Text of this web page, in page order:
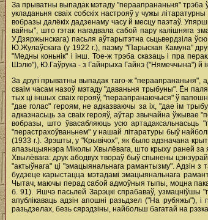
За прыватны выпадак мэтаду "пераапрананьня" трэба
укладаньня сваіх собскіх настрояў у чужы
вобразы далёкіх дадзенаму часу й месцу паэтаў.
вайны", што гэтак нагадвала сабой пару калішняга
У.Дзяржынскага) пасьля аўтарытэтна сьцьвердзіла
Ю.Жулаўскага (у 1922 г.), паэму "Парыская Камуна"
"Медны коньнік" i інш. Тое-ж трэба сказаць i пра
Шэлю"), Ю.Гаўрука - з Гайнрыха Гайнэ ("Нямеччына") й
За другі прыватны выпадак таго-ж
сваім часам назоў мэтаду "даваньня трыбуны". Ён
тых ці іншых сваіх герояў, "пераапранаючыся" ў
"дае голас" героям, не адказваючы за ix, "дае ім
адказнасьць за сваіх герояў, аўтар звычайна ўжывае
вобразы, што ўвасабляюць усю артадаксальнасьць
"перастрахоўваньнем" у нашай літаратуры быў
(1933 г.). Зрэшты, у "Крывічох", як было адзначана
апазыцыянэра Міколы Хвылёвага, што крыху раней за
Хвылёвага: друк абодвух твораў быў спынены
"актыўнага" ці "эмацыянальнага рамантызму". Адзін з
будзеце карыстацца мэтадамі эмацыянальнага
Чытач, маючы перад сабой адмоўныя тыпы, моцна
б. 91). Яшчэ пасьлей Зарэцкі спрабаваў, узмацніўшы
апублікаваць адзін апошні разьдзел ("На рубяжы"),
разьдзелах, безь сярэдзіны, найбольш багатай на